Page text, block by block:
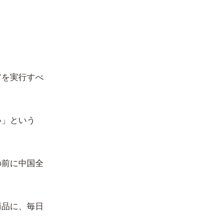
実行すべ
という
に中国全
に、毎日